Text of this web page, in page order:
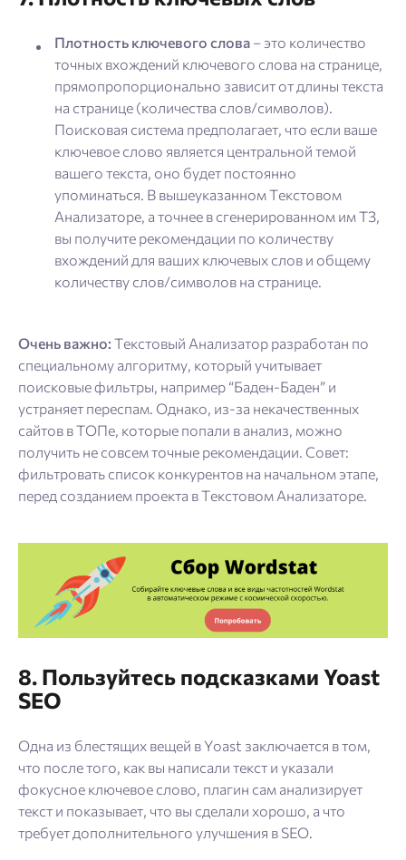
Плотность ключевого слова – это количество
точных вхождений ключевого слова на странице,
прямопропорционально зависит от длины текста
на странице (количества слов/символов).
Поисковая система предполагает, что если ваше
ключевое слово является центральной темой
вашего текста, оно будет постоянно
упоминаться. В вышеуказанном Текстовом
Анализаторе, а точнее в сгенерированном им ТЗ,
вы получите рекомендации по количеству
вхождений для ваших ключевых слов и общему
количеству слов/символов на странице.
Очень важно: Текстовый Анализатор разработан по
специальному алгоритму, который учитывает
поисковые фильтры, например “Баден-Баден” и
устраняет переспам. Однако, из-за некачественных
сайтов в ТОПе, которые попали в анализ, можно
получить не совсем точные рекомендации. Совет:
фильтровать список конкурентов на начальном этапе,
перед созданием проекта в Текстовом Анализаторе.
8. Пользуйтесь подсказками Yoast
SEO
Одна из блестящих вещей в Yoast заключается в том,
что после того, как вы написали текст и указали
фокусное ключевое слово, плагин сам анализирует
текст и показывает, что вы сделали хорошо, а что
требует дополнительного улучшения в SEO.